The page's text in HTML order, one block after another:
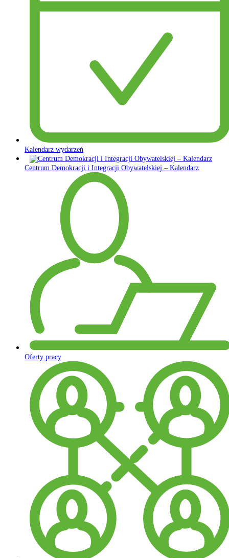
Kalendarz wydarzeń
Centrum Demokracji i Integracji Obywatelskiej – Kalendarz
Oferty pracy